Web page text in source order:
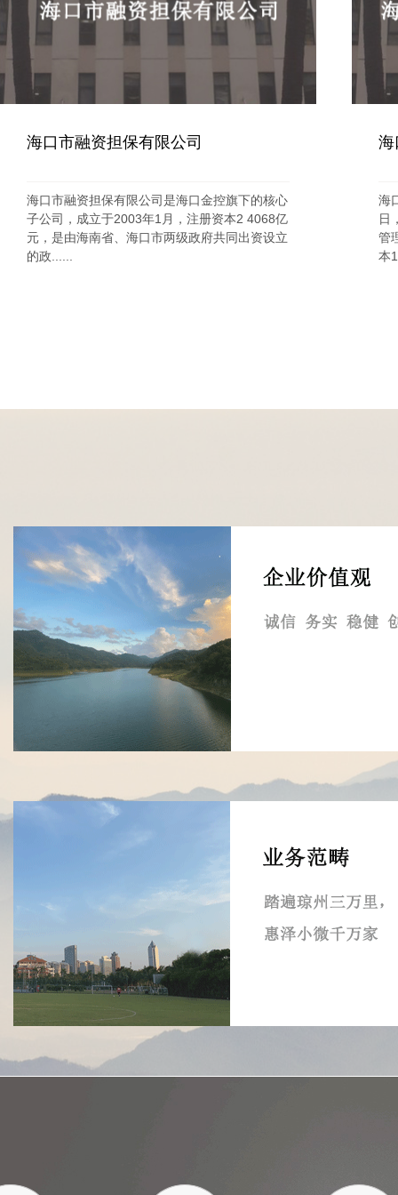
海口市融资担保有限公司
海口市融资担保有限公司是海口金控旗下的核心
子公司，成立于2003年1月，注册资本2 4068亿
元，是由海南省、海口市两级政府共同出资设立
的政......
海
海
日
管
本